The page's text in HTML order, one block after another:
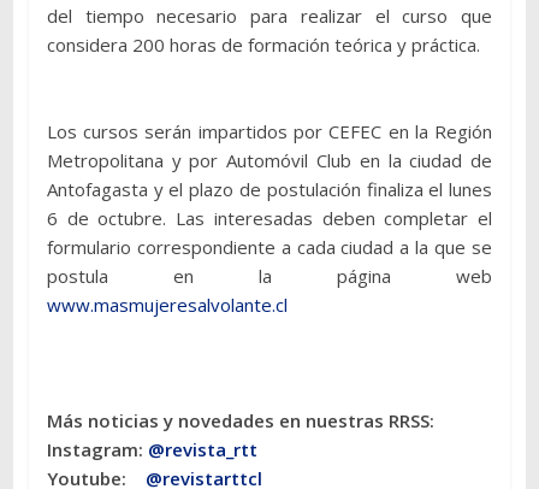
del tiempo necesario para realizar el curso que
considera 200 horas de formación teórica y práctica.
Los cursos serán impartidos por CEFEC en la Región
Metropolitana y por Automóvil Club en la ciudad de
Antofagasta y el plazo de postulación finaliza el lunes
6 de octubre. Las interesadas deben completar el
formulario correspondiente a cada ciudad a la que se
postula en la página web
www.masmujeresalvolante.cl
Más noticias y novedades en nuestras RRSS:
Instagram: @revista_rtt
Youtube: @revistarttcl